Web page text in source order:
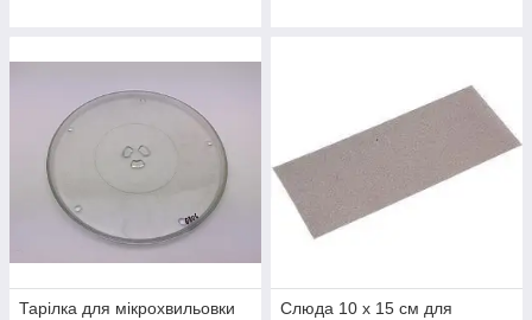
Тарілка для мікрохвильовки
Слюда 10 x 15 см для